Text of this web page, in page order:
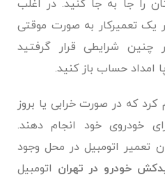
را جا به جا کنید. در اغلب
یک تعمیرکار به صورت موقتی
شرایطی قرار گرفتید
امداد حساب باز کنید.
که در صورت خرابی یا بروز
خودروی خود انجام دهند.
تعمیر اتومبیل در محل وجود
خودرو در تهران اتومبیل